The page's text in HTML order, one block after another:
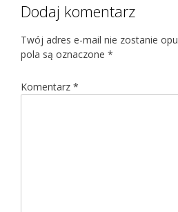
Dodaj komentarz
Twój adres e-mail nie zostanie
pola są oznaczone *
Komentarz *